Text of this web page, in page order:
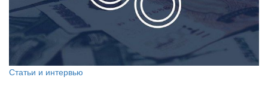
Статьи и интервью